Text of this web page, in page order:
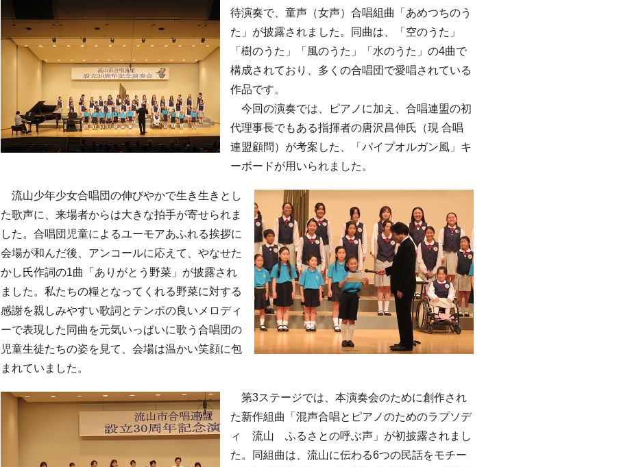
待演奏で、童声（女声）合唱組曲「あめつちのう
た」が披露されました。同曲は、「空のうた」
「樹のうた」「風のうた」「水のうた」の4曲で
構成されており、多くの合唱団で愛唱されている
作品です。
今回の演奏では、ピアノに加え、合唱連盟の初
代理事長でもある指揮者の唐沢昌伸氏（現 合唱
連盟顧問）が考案した、「パイプオルガン風」キ
ーボードが用いられました。
流山少年少女合唱団の伸びやかで生き生きとし
た歌声に、来場者からは大きな拍手が寄せられま
した。合唱団児童によるユーモアあふれる挨拶に
会場が和んだ後、アンコールに応えて、やなせた
かし氏作詞の1曲「ありがとう野菜」が披露され
ました。私たちの糧となってくれる野菜に対する
感謝を親しみやすい歌詞とテンポの良いメロディ
ーで表現した同曲を元気いっぱいに歌う合唱団の
児童生徒たちの姿を見て、会場は温かい笑顔に包
まれていました。
第3ステージでは、本演奏会のために創作され
た新作組曲「混声合唱とピアノのためのラプソデ
ィ 流山 ふるさとの呼ぶ声」が初披露されまし
た。同組曲は、流山に伝わる6つの民話をモチー